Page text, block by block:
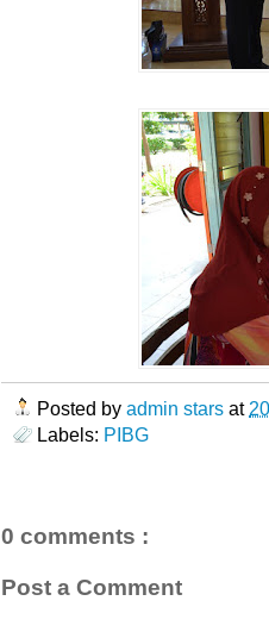
Posted by admin stars at
Labels: PIBG
0 comments :
Post a Comment